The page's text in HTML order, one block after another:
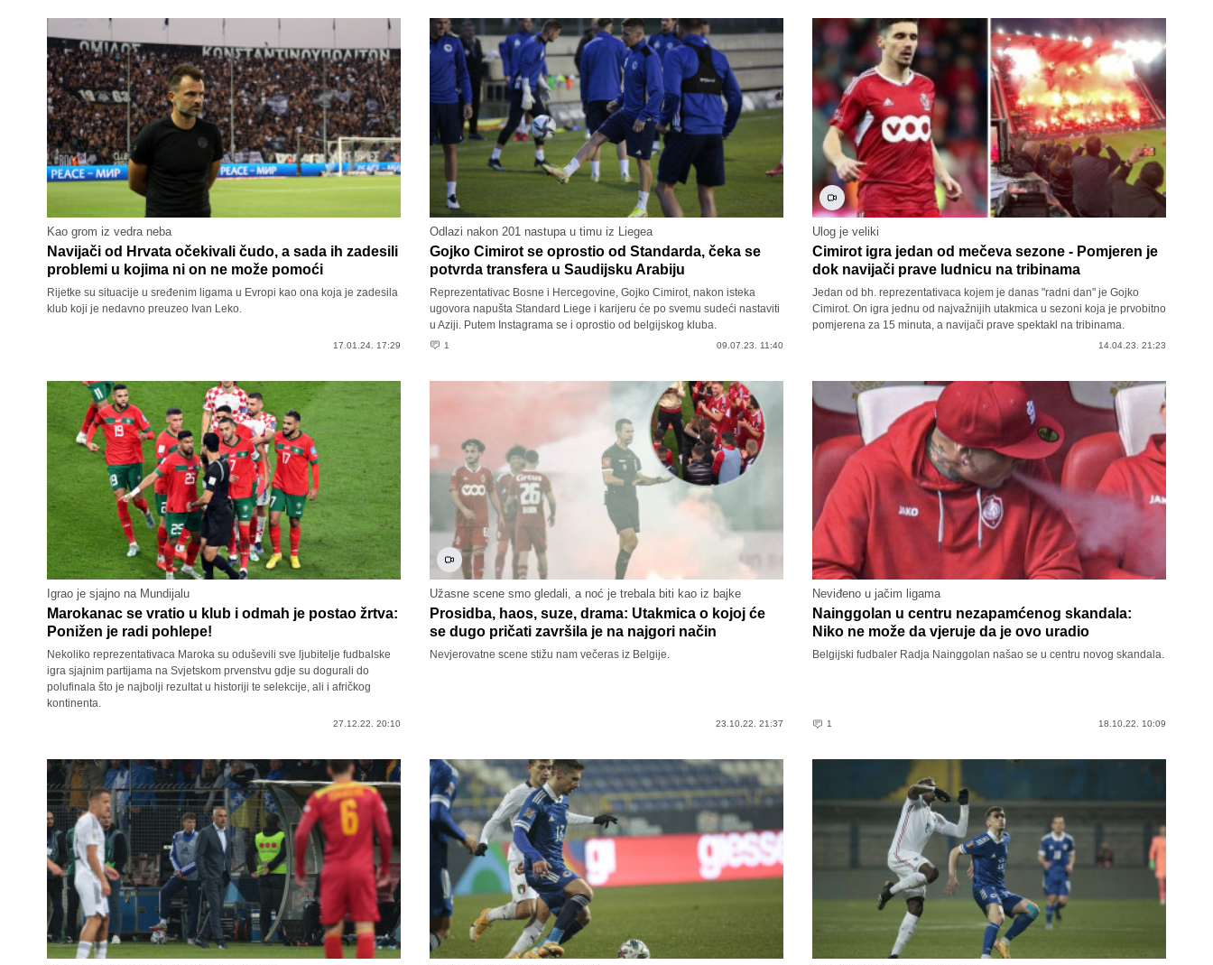
Kao grom iz vedra neba
Navijači od Hrvata očekivali čudo, a sada ih zadesili
problemi u kojima ni on ne može pomoći
Rijetke su situacije u sređenim ligama u Evropi kao ona koja je zadesila
klub koji je nedavno preuzeo Ivan Leko.
17.01.24. 17:29
Odlazi nakon 201 nastupa u timu iz Liegea
Gojko Cimirot se oprostio od Standarda, čeka se
potvrda transfera u Saudijsku Arabiju
Reprezentativac Bosne i Hercegovine, Gojko Cimirot, nakon isteka
ugovora napušta Standard Liege i karijeru će po svemu sudeći nastaviti
u Aziji. Putem Instagrama se i oprostio od belgijskog kluba.
1 09.07.23. 11:40
Ulog je veliki
Cimirot igra jedan od mečeva sezone - Pomjeren je
dok navijači prave ludnicu na tribinama
Jedan od bh. reprezentativaca kojem je danas "radni dan" je Gojko
Cimirot. On igra jednu od najvažnijih utakmica u sezoni koja je prvobitno
pomjerena za 15 minuta, a navijači prave spektakl na tribinama.
14.04.23. 21:23
Igrao je sjajno na Mundijalu
Marokanac se vratio u klub i odmah je postao žrtva:
Ponižen je radi pohlepe!
Nekoliko reprezentativaca Maroka su oduševili sve ljubitelje fudbalske
igra sjajnim partijama na Svjetskom prvenstvu gdje su dogurali do
polufinala što je najbolji rezultat u historiji te selekcije, ali i afričkog
kontinenta.
27.12.22. 20:10
Užasne scene smo gledali, a noć je trebala biti kao iz bajke
Prosidba, haos, suze, drama: Utakmica o kojoj će
se dugo pričati završila je na najgori način
Nevjerovatne scene stižu nam večeras iz Belgije.
23.10.22. 21:37
Neviđeno u jačim ligama
Nainggolan u centru nezapamćenog skandala:
Niko ne može da vjeruje da je ovo uradio
Belgijski fudbaler Radja Nainggolan našao se u centru novog skandala.
1 18.10.22. 10:09